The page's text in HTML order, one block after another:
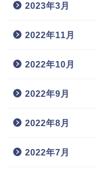
2023年3月
2022年11月
2022年10月
2022年9月
2022年8月
2022年7月